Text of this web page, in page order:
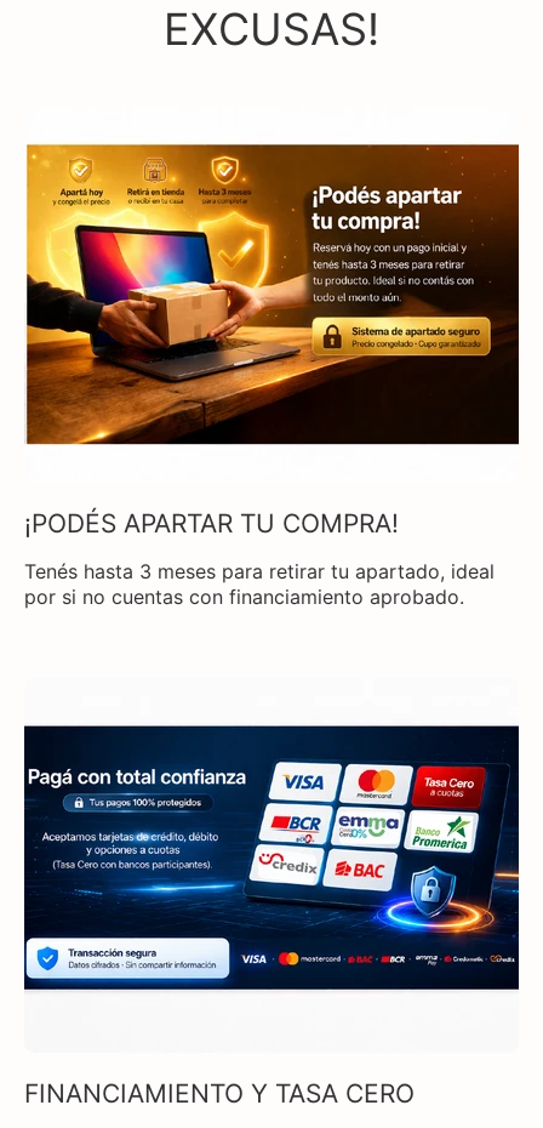
EXCUSAS!
¡PODÉS APARTAR TU COMPRA!
Tenés hasta 3 meses para retirar tu apartado, ideal
por si no cuentas con financiamiento aprobado.
FINANCIAMIENTO Y TASA CERO